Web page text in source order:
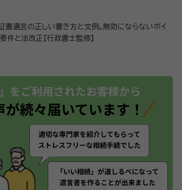
書遺言の正しい書き方と文例。無効にならないポイ
要件と法改正【行政書士監修】